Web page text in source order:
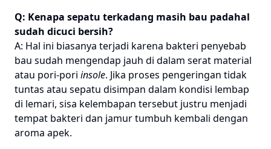
Q: Kenapa sepatu terkadang masih bau padahal
sudah dicuci bersih?
A: Hal ini biasanya terjadi karena bakteri penyebab
bau sudah mengendap jauh di dalam serat material
atau pori-pori insole. Jika proses pengeringan tidak
tuntas atau sepatu disimpan dalam kondisi lembap
di lemari, sisa kelembapan tersebut justru menjadi
tempat bakteri dan jamur tumbuh kembali dengan
aroma apek.